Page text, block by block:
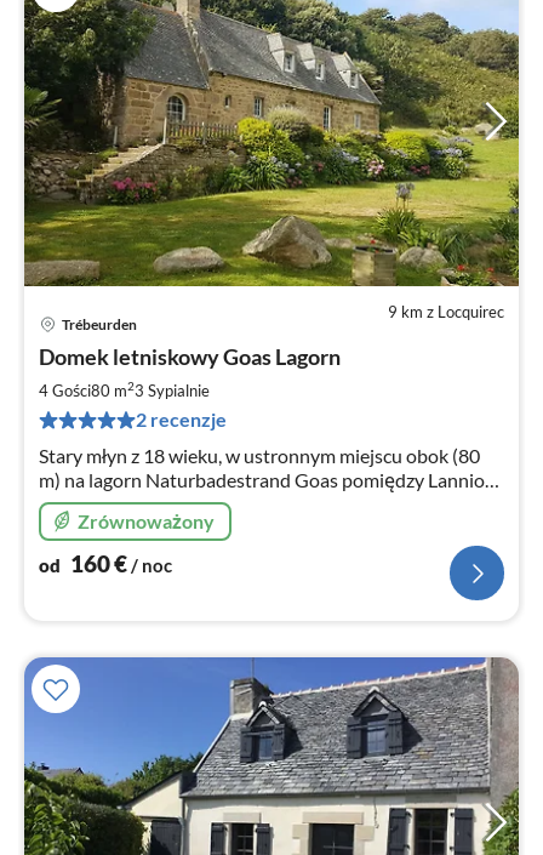
9 km z Locquirec
Trébeurden
Domek letniskowy Goas Lagorn
4 Gości80 m23 Sypialnie
2 recenzje
Stary młyn z 18 wieku, w ustronnym miejscu obok (80
m) na lagorn Naturbadestrand Goas pomiędzy Lannion i
Trebeurden na
Zrównoważony
od 160€/ noc